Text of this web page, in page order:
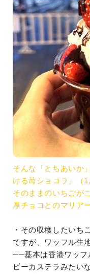
そんな「とちあいか
ける苺ショコラ」（
そのままのいちごが
厚チョコとのマリア
・その収穫したいち
ですが、ワッフル生
──基本は香港ワッフ
ビーカステラみたい